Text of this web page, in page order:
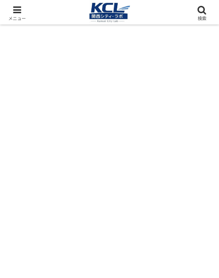
都市再開発をフィールド調査（累計アクセス数4000万PV）
メニュー 検索